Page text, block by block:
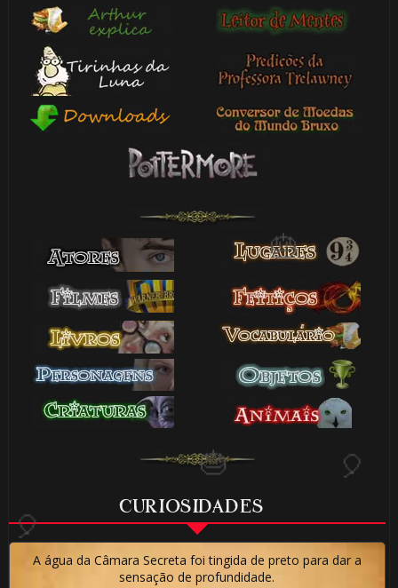
CURIOSIDADES
A água da Câmara Secreta foi tingida de preto para dar a
sensação de profundidade.
🎈
🎈